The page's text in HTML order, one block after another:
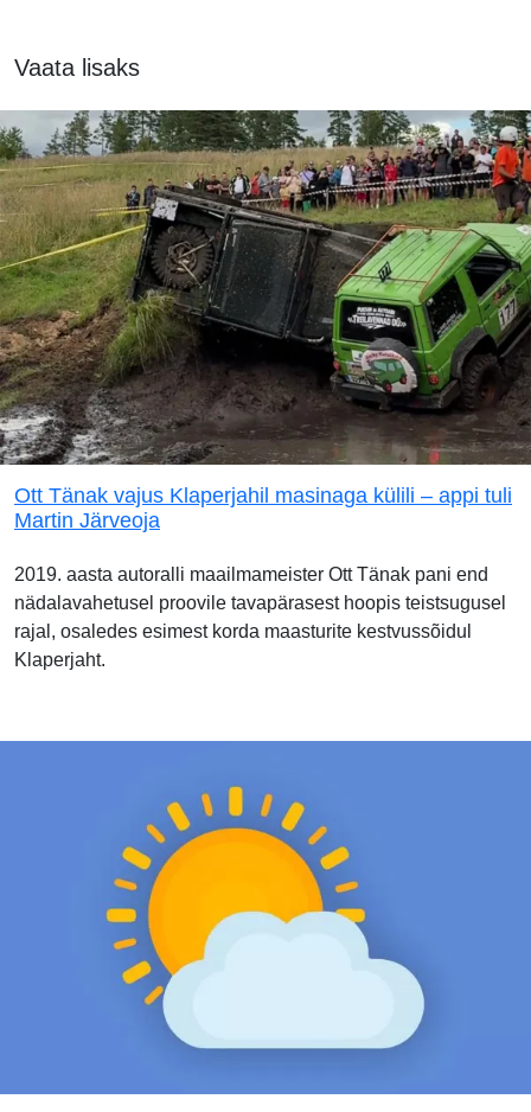
Vaata lisaks
Ott Tänak vajus Klaperjahil masinaga külili – appi tuli
Martin Järveoja
2019. aasta autoralli maailmameister Ott Tänak pani end
nädalavahetusel proovile tavapärasest hoopis teistsugusel
rajal, osaledes esimest korda maasturite kestvussõidul
Klaperjaht.